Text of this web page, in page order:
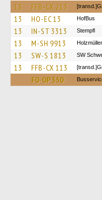
13 FFB-CX 213
13 HO-EC 13 HofBus
13 IN-ST 3313 Stempfl
13 M-SH 9913 Holzmüller
13 SW-S 1813 SW
13 FFB-CX 113
FO-OP 350